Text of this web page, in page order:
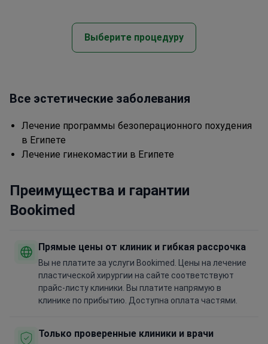
Выберите процедуру
Все эстетические заболевания
Лечение программы безоперационного похудения
в Египете
Лечение гинекомастии в Египете
Преимущества и гарантии
Bookimed
Прямые цены от клиник и гибкая рассрочка
Вы не платите за услуги Bookimed. Цены на лечение
пластической хирургии на сайте соответствуют
прайс-листу клиники. Вы платите напрямую в
клинике по прибытию. Доступна оплата частями.
Только проверенные клиники и врачи